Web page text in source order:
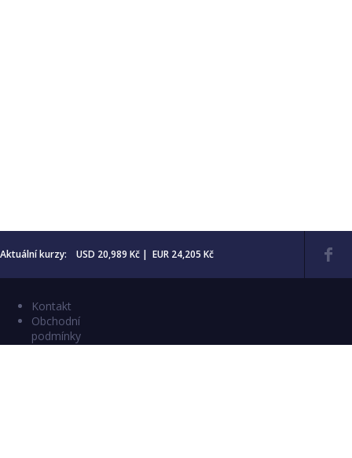
Aktuální kurzy: USD 20,989 Kč | EUR 24,205 Kč
Kontakt
Obchodní
podmínky